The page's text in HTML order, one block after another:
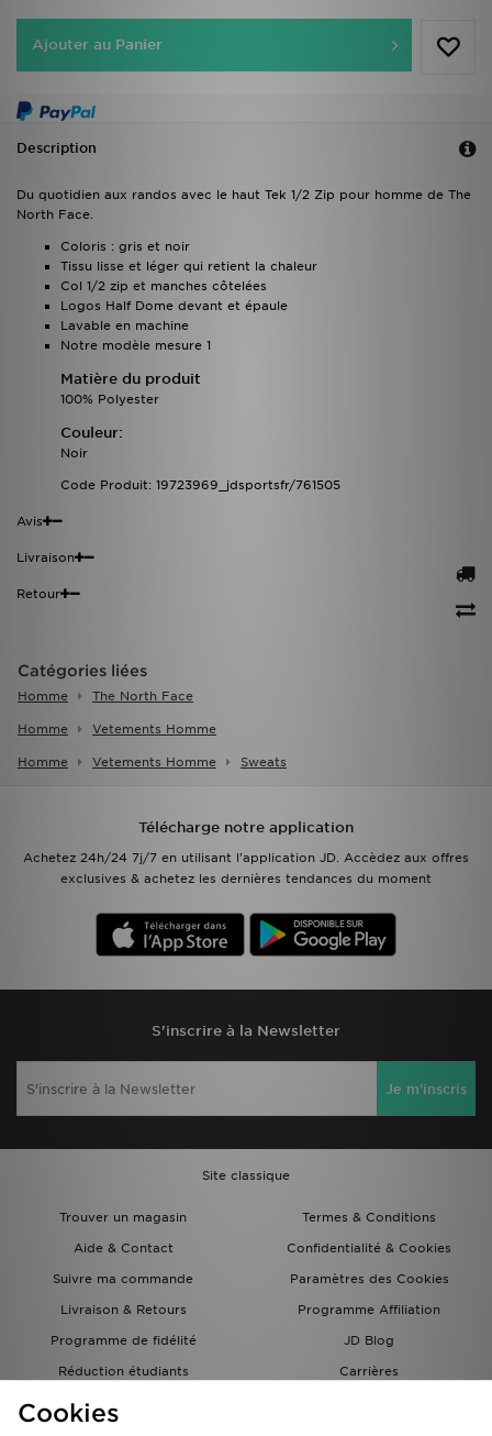
Ajouter au Panier
Description
Du quotidien aux randos avec le haut Tek 1/2 Zip pour homme de The
North Face.
Coloris : gris et noir
Tissu lisse et léger qui retient la chaleur
Col 1/2 zip et manches côtelées
Logos Half Dome devant et épaule
Lavable en machine
Notre modèle mesure 1
Matière du produit
100% Polyester
Couleur:
Noir
Code Produit: 19723969_jdsportsfr/761505
Avis
Livraison
Retour
Catégories liées
Homme The North Face
Homme Vetements Homme
Homme Vetements Homme Sweats
Télécharge notre application
Achetez 24h/24 7j/7 en utilisant l'application JD. Accèdez aux offres
exclusives & achetez les dernières tendances du moment
S'inscrire à la Newsletter
Je m'inscris
Site classique
Trouver un magasin
Termes & Conditions
Aide & Contact
Confidentialité & Cookies
Suivre ma commande
Paramètres des Cookies
Livraison & Retours
Programme Affiliation
Programme de fidélité
JD Blog
Réduction étudiants
Carrières
Carte Cadeau
Cookies